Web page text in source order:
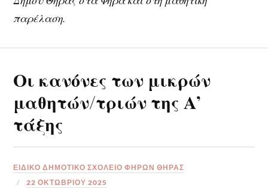
παρέλαση.
Οι κανόνες των μικρών
μαθητών/τριών της Α’
τάξης
ΕΙΔΙΚΟ ΔΗΜΟΤΙΚΟ ΣΧΟΛΕΙΟ ΦΗΡΩΝ ΘΗΡΑΣ
22 ΟΚΤΩΒΡΊΟΥ 2025